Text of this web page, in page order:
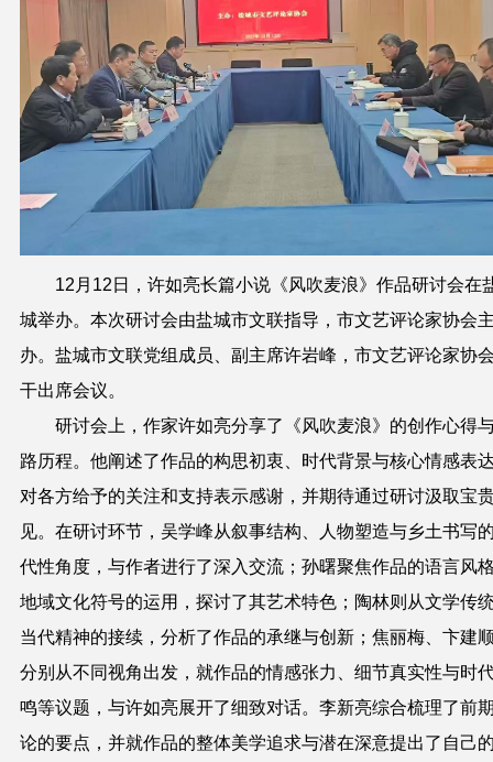
12月12日，许如亮长篇小说《风吹麦浪》作品研讨会在
城举办。本次研讨会由盐城市文联指导，市文艺评论家协会
办。盐城市文联党组成员、副主席许岩峰，市文艺评论家协
干出席会议。
研讨会上，作家许如亮分享了《风吹麦浪》的创作心得
路历程。他阐述了作品的构思初衷、时代背景与核心情感表
对各方给予的关注和支持表示感谢，并期待通过研讨汲取宝
见。在研讨环节，吴学峰从叙事结构、人物塑造与乡土书写
代性角度，与作者进行了深入交流；孙曙聚焦作品的语言风
地域文化符号的运用，探讨了其艺术特色；陶林则从文学传
当代精神的接续，分析了作品的承继与创新；焦丽梅、卞建
分别从不同视角出发，就作品的情感张力、细节真实性与时
鸣等议题，与许如亮展开了细致对话。李新亮综合梳理了前
论的要点，并就作品的整体美学追求与潜在深意提出了自己